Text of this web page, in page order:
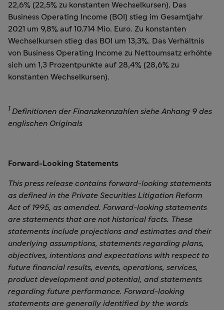
22,6% (22,5% zu konstanten Wechselkursen). Das
Business Operating Income (BOI) stieg im Gesamtjahr
2021 um 9,8% auf 10.714 Mio. Euro. Zu konstanten
Wechselkursen stieg das BOI um 13,3%. Das Verhältnis
von Business Operating Income zu Nettoumsatz erhöhte
sich um 1,3 Prozentpunkte auf 28,4% (28,6% zu
konstanten Wechselkursen).
1 Definitionen der Finanzkennzahlen siehe Anhang 9 des
englischen Originals
Forward-Looking Statements
This press release contains forward-looking statements
as defined in the Private Securities Litigation Reform
Act of 1995, as amended. Forward-looking statements
are statements that are not historical facts. These
statements include projections and estimates and their
underlying assumptions, statements regarding plans,
objectives, intentions and expectations with respect to
future financial results, events, operations, services,
product development and potential, and statements
regarding future performance. Forward-looking
statements are generally identified by the words